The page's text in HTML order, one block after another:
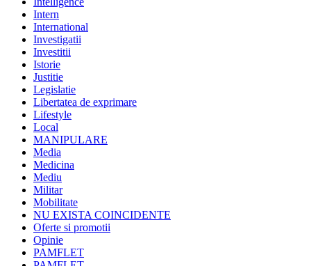
Intern
International
Investigatii
Investitii
Istorie
Justitie
Legislatie
Libertatea de exprimare
Lifestyle
Local
MANIPULARE
Media
Medicina
Mediu
Militar
Mobilitate
NU EXISTA COINCIDENTE
Oferte si promotii
Opinie
PAMFLET